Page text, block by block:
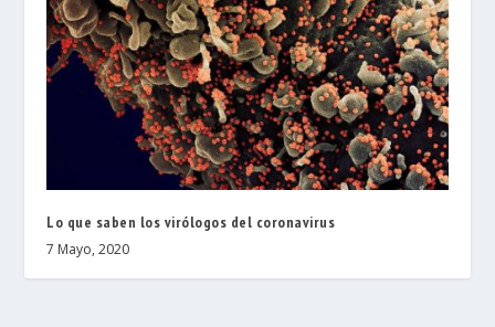
Lo que saben los virólogos del coronavirus
7 Mayo, 2020